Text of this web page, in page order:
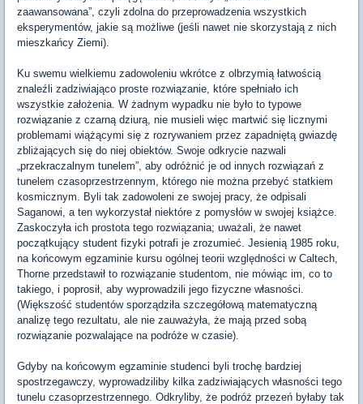
zaawansowana”, czyli zdolna do przeprowadzenia wszystkich
eksperymentów, jakie są możliwe (jeśli nawet nie skorzystają z nich
mieszkańcy Ziemi).
Ku swemu wielkiemu zadowoleniu wkrótce z olbrzymią łatwością
znaleźli zadziwiająco proste rozwiązanie, które spełniało ich
wszystkie założenia. W żadnym wypadku nie było to typowe
rozwiązanie z czarną dziurą, nie musieli więc martwić się licznymi
problemami wiążącymi się z rozrywaniem przez zapadniętą gwiazdę
zbliżających się do niej obiektów. Swoje odkrycie nazwali
„przekraczalnym tunelem”, aby odróżnić je od innych rozwiązań z
tunelem czasoprzestrzennym, którego nie można przebyć statkiem
kosmicznym. Byli tak zadowoleni ze swojej pracy, że odpisali
Saganowi, a ten wykorzystał niektóre z pomysłów w swojej książce.
Zaskoczyła ich prostota tego rozwiązania; uważali, że nawet
początkujący student fizyki potrafi je zrozumieć. Jesienią 1985 roku,
na końcowym egzaminie kursu ogólnej teorii względności w Caltech,
Thorne przedstawił to rozwiązanie studentom, nie mówiąc im, co to
takiego, i poprosił, aby wyprowadzili jego fizyczne własności.
(Większość studentów sporządziła szczegółową matematyczną
analizę tego rezultatu, ale nie zauważyła, że mają przed sobą
rozwiązanie pozwalające na podróże w czasie).
Gdyby na końcowym egzaminie studenci byli trochę bardziej
spostrzegawczy, wyprowadziliby kilka zadziwiających własności tego
tunelu czasoprzestrzennego. Odkryliby, że podróż przezeń byłaby tak